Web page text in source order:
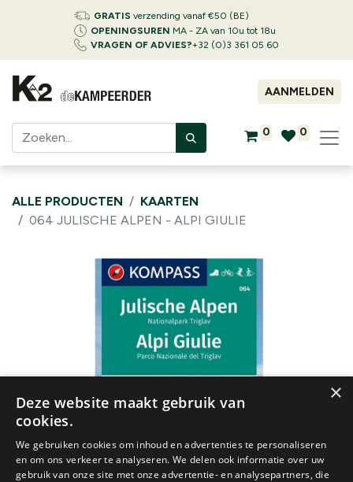
GRATIS verzending vanaf €50 (BE)
OPENINGSUREN MA - ZA van 10u tot 18u
VRAGEN OF ADVIES?+32 (0)3 361 05 60
AANMELDEN
0 0
ALLE PRODUCTEN
KAARTEN
064 JULISCHE ALPEN - ALPI GIULIE
×
Deze website maakt gebruik van
cookies.
We gebruiken cookies om inhoud en advertenties te personaliseren
en om ons verkeer te analyseren. We delen ook informatie over uw
gebruik van onze site met onze advertentie- en analysepartners, die